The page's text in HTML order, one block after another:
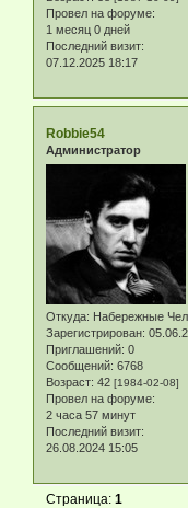
Провел на форуме:
1 месяц 0 дней
Последний визит:
07.12.2025 18:17
Robbie54
Администратор
Откуда: Набережные
Зарегистрирован:
Приглашений: 0
Сообщений: 6768
Возраст: 42 [1984-02-08]
Провел на форуме:
2 часа 57 минут
Последний визит:
26.08.2024 15:05
Страница:1